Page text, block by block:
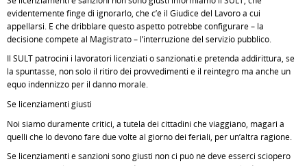
evidentemente finge di ignorarlo, che c’é il Giudice del Lavoro a cui
appellarsi. E che dribblare questo aspetto potrebbe configurare – la
decisione compete al Magistrato – l’interruzione del servizio pubblico.
Il SULT patrocini i lavoratori licenziati o sanzionati.e pretenda addirittura, se
la spuntasse, non solo il ritiro dei provvedimenti e il reintegro ma anche un
equo indennizzo per il danno morale.
Se licenziamenti giusti
Noi siamo duramente critici, a tutela dei cittadini che viaggiano, magari a
quelli che lo devono fare due volte al giorno dei feriali, per un’altra ragione.
Se licenziamenti e sanzioni sono giusti non ci può né deve esserci sciopero